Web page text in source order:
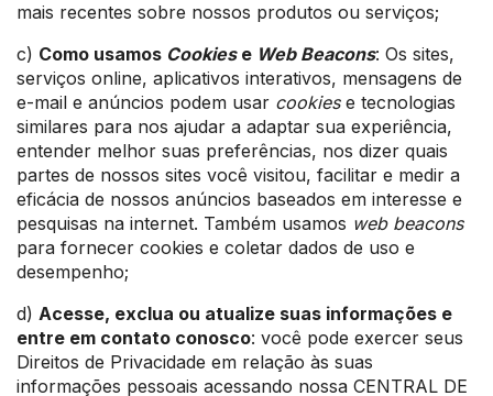
mais recentes sobre nossos produtos ou serviços;
c) Como usamos Cookiese Web Beacons: Os sites,
serviços online, aplicativos interativos, mensagens de
e-mail e anúncios podem usar cookiese tecnologias
similares para nos ajudar a adaptar sua experiência,
entender melhor suas preferências, nos dizer quais
partes de nossos sites você visitou, facilitar e medir a
eficácia de nossos anúncios baseados em interesse e
pesquisas na internet. Também usamos web beacons
para fornecer cookies e coletar dados de uso e
desempenho;
d) Acesse, exclua ou atualize suas informações e
entre em contato conosco: você pode exercer seus
Direitos de Privacidade em relação às suas
informações pessoais acessando nossa CENTRAL DE